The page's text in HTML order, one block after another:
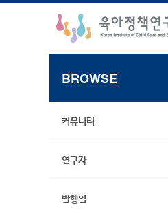
BROWSE
커뮤니티
연구자
발행일